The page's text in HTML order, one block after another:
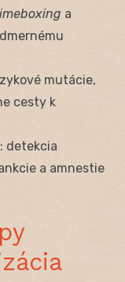
a
mutácie,
cesty k
: detekcia
a amnestie